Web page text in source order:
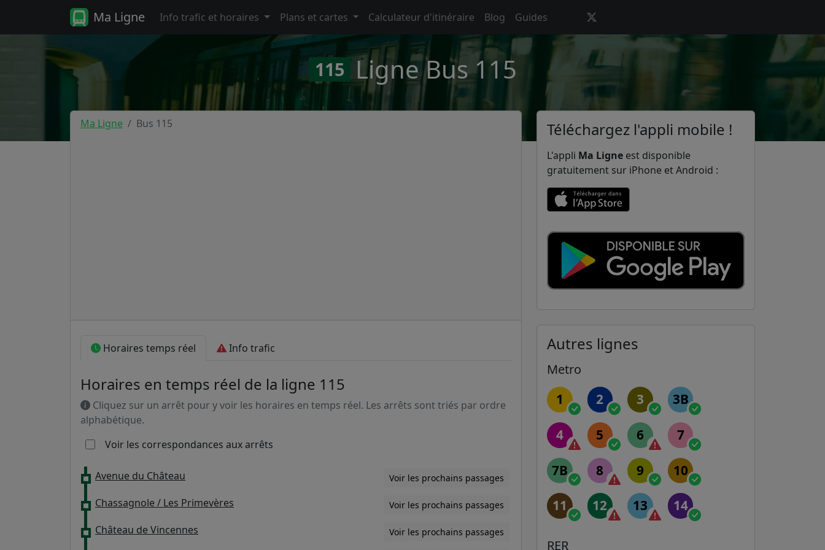
Ma Ligne Info trafic et horaires Plans et cartes Calculateur d'itinéraire Blog Guides
115 Ligne Bus 115
Ma Ligne Bus 115
Horaires temps réel Info trafic
Horaires en temps réel de la ligne 115
Cliquez sur un arrêt pour y voir les horaires en temps réel. Les arrêts sont triés par ordre
alphabétique.
Voir les correspondances aux arrêts
Avenue du Château Voir les prochains passages
Chassagnole / Les Primevères Voir les prochains passages
Château de Vincennes Voir les prochains passages
Téléchargez l'appli mobile !
L'appli Ma Ligne est disponible
gratuitement sur iPhone et Android :
Autres lignes
Metro
1 2 3 3B
4 5 6 7
7B 8 9 10
11 12 13 14
RER